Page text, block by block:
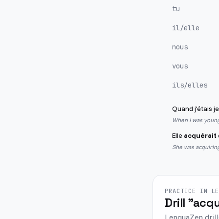
tu
il/elle
nous
vous
ils/elles
Quand j'étais
When I was
Elle acquérait
She was
PRACTICE IN
Drill
LenguaZen